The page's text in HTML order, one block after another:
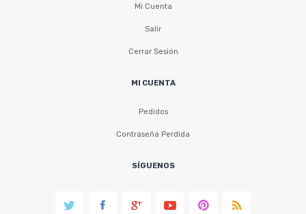
Mi Cuenta
Salir
Cerrar Sesión
MI CUENTA
Pedidos
Contraseña Perdida
SÍGUENOS